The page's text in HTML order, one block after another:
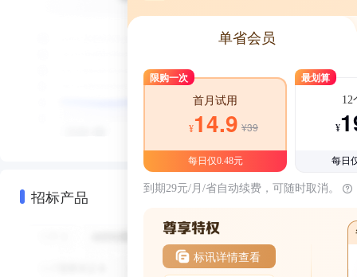
招标产品
单省会员
限购一次
首月试用
¥14.9 ¥39
每日仅0.48元
最划算
12
¥
每日
到期29元/月/省自动续费，可随时取消。
标讯详情查看